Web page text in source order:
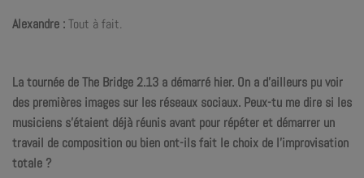
Alexandre :Tout à fait.
La tournée de The Bridge 2.13 a démarré hier. On a d’ailleurs pu voir
des premières images sur les réseaux sociaux. Peux-tu me dire si les
musiciens s’étaient déjà réunis avant pour répéter et démarrer un
travail de composition ou bien ont-ils fait le choix de l’improvisation
totale ?